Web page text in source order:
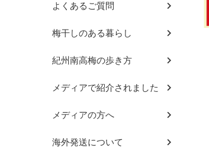
よくあるご質問
梅干しのある暮らし
紀州南高梅の歩き方
メディアで紹介されました
メディアの方へ
海外発送について